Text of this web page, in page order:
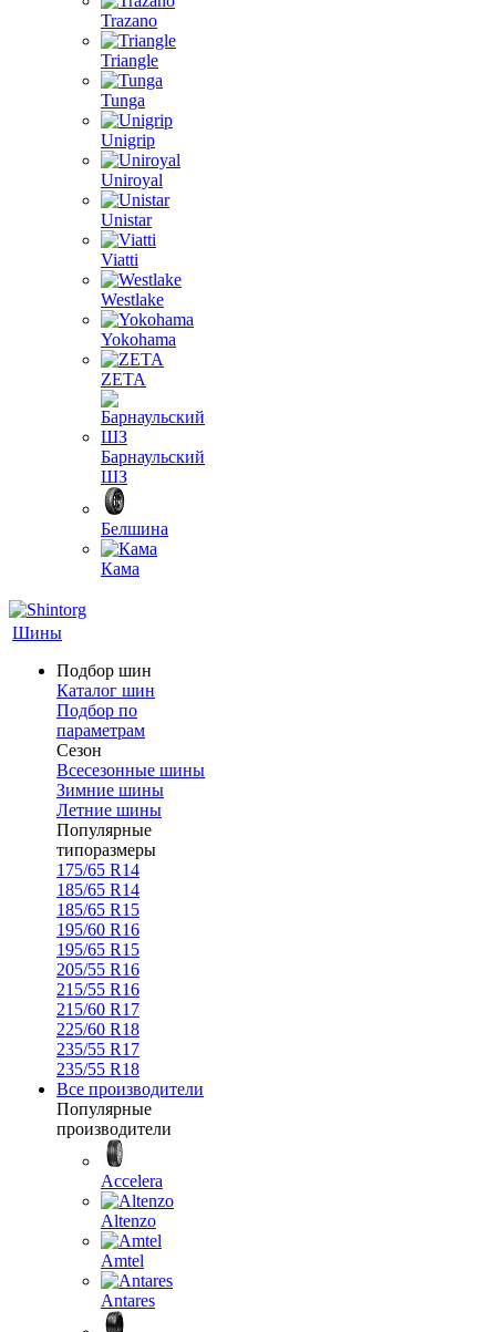
Trazano
Triangle
Tunga
Unigrip
Uniroyal
Unistar
Viatti
Westlake
Yokohama
ZETA
Барнаульский
ШЗ
Белшина
Кама
Шины
Подбор шин
Каталог шин
Подбор по
параметрам
Сезон
Всесезонные шины
Зимние шины
Летние шины
Популярные
типоразмеры
175/65 R14
185/65 R14
185/65 R15
195/60 R16
195/65 R15
205/55 R16
215/55 R16
215/60 R17
225/60 R18
235/55 R17
235/55 R18
Все производители
Популярные
производители
Accelera
Altenzo
Amtel
Antares